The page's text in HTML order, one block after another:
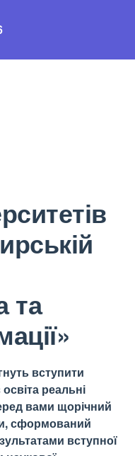
та
вступити
реальні
вами щорічний
сформований
вступної